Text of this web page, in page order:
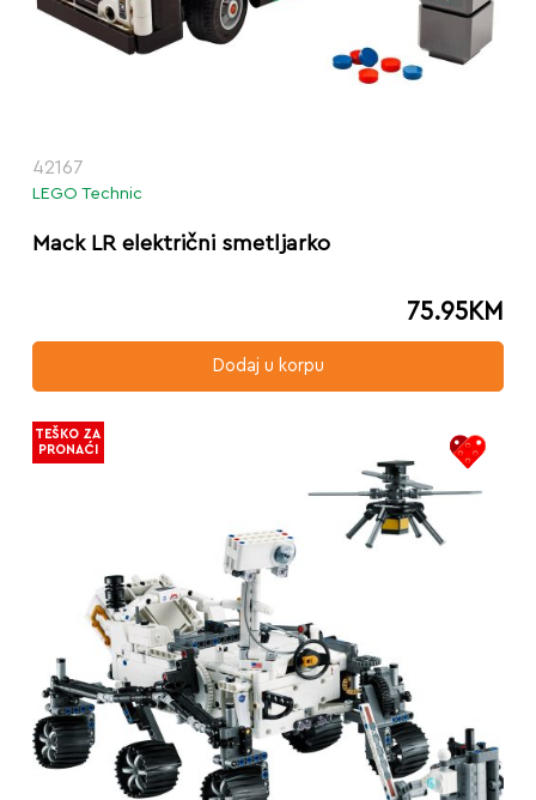
42167
LEGO Technic
Mack LR električni smetljarko
75.95KM
Dodaj u korpu
TEŠKO ZA
PRONAĆI